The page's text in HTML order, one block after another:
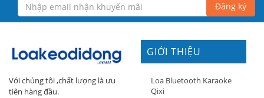
Đăng ký
Với chúng tôi ,chất lượng là ưu
tiên hàng đầu.
GIỚI THIỆU
Loa Bluetooth Karaoke
Qixi